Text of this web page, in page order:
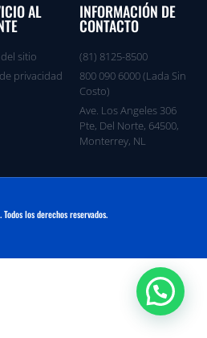
AL
sitio
privacidad
INFORMACIÓN DE
CONTACTO
(81) 8125-8500
800 090 6000 (Lada Sin
Costo)
Ave. Los Angeles 306
Pte, Del Norte, 64500,
Monterrey, NL
los derechos reservados.